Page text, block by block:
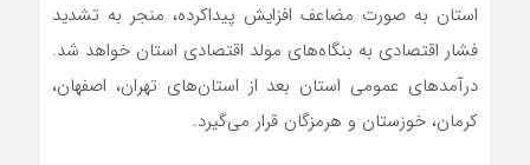
استان به صورت مضاعف افزایش پیداکرده، منجر به تشدید
فشار اقتصادی به بنگاه‌های مولد اقتصادی استان خواهد شد.
درآمدهای عمومی استان بعد از استان‌های تهران، اصفهان،
کرمان، خوزستان و هرمزگان قرار می‌گیرد.